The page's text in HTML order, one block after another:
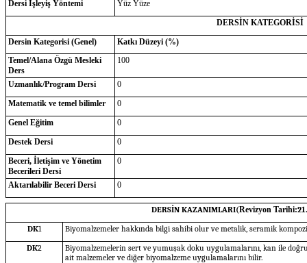
Dersi İşleyiş Yöntemi
Yüz Yüze
DERSİN KATEGORİSİ
Dersin Kategorisi (Genel)
Katkı Düzeyi (%)
Temel/Alana Özgü Mesleki
Ders
100
Uzmanlık/Program Dersi
0
Matematik ve temel bilimler
0
Genel Eğitim
0
Destek Dersi
0
Beceri, İletişim ve Yönetim
Becerileri Dersi
0
Aktarılabilir Beceri Dersi 0
DERSİN KAZANIMLARI(Revizyon Tarihi:
DK1
Biyomalzemeler hakkında bilgi sahibi olur ve metalik, seramik
DK2
Biyomalzemelerin sert ve yumuşak doku uygulamalarını, kan ile
ait malzemeler ve diğer biyomalzeme uygulamalarını bilir.